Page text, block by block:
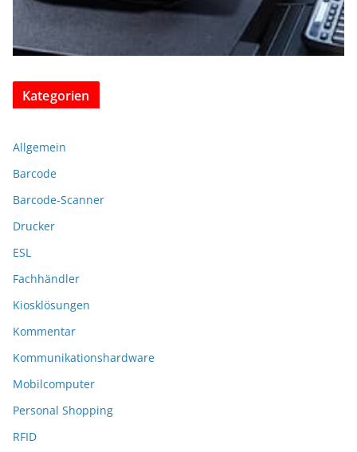
Kategorien
Allgemein
Barcode
Barcode-Scanner
Drucker
ESL
Fachhändler
Kiosklösungen
Kommentar
Kommunikationshardware
Mobilcomputer
Personal Shopping
RFID